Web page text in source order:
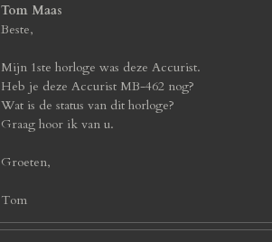
Tom Maas
Beste,
Mijn 1ste horloge was deze Accurist.
Heb je deze Accurist MB-462 nog?
Wat is de status van dit horloge?
Graag hoor ik van u.
Groeten,
Tom